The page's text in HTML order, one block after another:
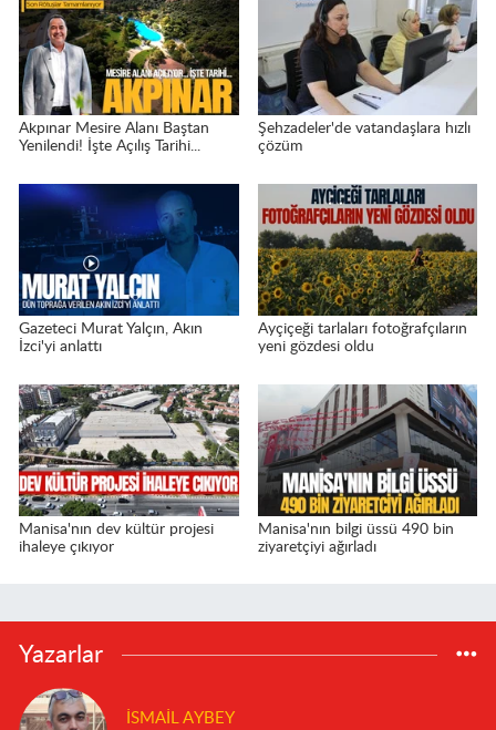
Akpınar Mesire Alanı Baştan
Yenilendi! İşte Açılış Tarihi...
Şehzadeler'de vatandaşlara hızlı
çözüm
Gazeteci Murat Yalçın, Akın
İzci'yi anlattı
Ayçiçeği tarlaları fotoğrafçıların
yeni gözdesi oldu
Manisa'nın dev kültür projesi
ihaleye çıkıyor
Manisa'nın bilgi üssü 490 bin
ziyaretçiyi ağırladı
Yazarlar
İSMAIL AYBEY